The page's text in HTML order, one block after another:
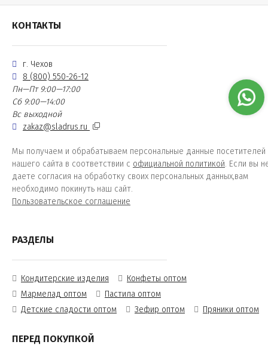
КОНТАКТЫ
г. Чехов
8 (800) 550-26-12
Пн—Пт 9:00—17:00
Сб 9:00—14:00
Вс выходной
zakaz@sladrus.ru
Мы получаем и обрабатываем персональные данные посетителей
нашего сайта в соответствии с официальной политикой. Если вы
даете согласия на обработку своих персональных данных,вам
необходимо покинуть наш сайт.
Пользовательское соглашение
РАЗДЕЛЫ
Кондитерские изделия
Конфеты оптом
Мармелад оптом
Пастила оптом
Детские сладости оптом
Зефир оптом Пряники оптом
ПЕРЕД ПОКУПКОЙ